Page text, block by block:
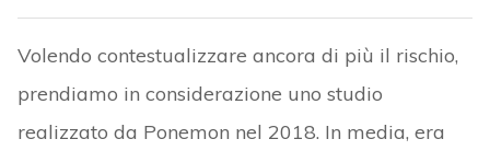
Volendo contestualizzare ancora di più il rischio,
prendiamo in considerazione uno studio
realizzato da Ponemon nel 2018. In media, era